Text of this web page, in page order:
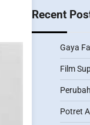
Recent
Gaya
Film
Potret